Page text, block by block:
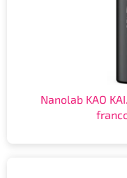
Nanolab KAO